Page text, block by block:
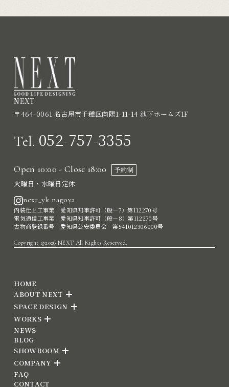
NEXT
〒464-0061 名古屋市千種区向陽1-11-14 池下ホームズ1F
Tel. 052-757-3355
Open 10:00 - Close 18:00 予約制
火曜日・水曜日定休
next_yk.nagoya
内装仕上工事業 愛知県知事許可（般―7）第112270号
電気通信工事業 愛知県知事許可（般―8）第112270号
古物商登録番号 愛知県公安委員会 第541012306000号
Copyright ©2026 NEXT All Rights Reserved.
HOME
ABOUT NEXT
SPACE DESIGN
WORKS
NEWS
BLOG
SHOWROOM
COMPANY
FAQ
CONTACT